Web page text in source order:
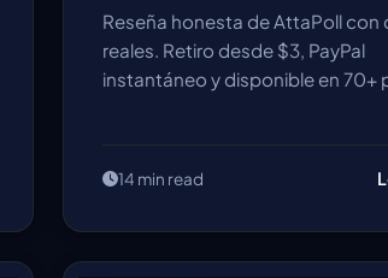
Reseña honesta de AttaPoll con
reales. Retiro desde $3, PayPal
instantáneo y disponible en 70+
14 min read